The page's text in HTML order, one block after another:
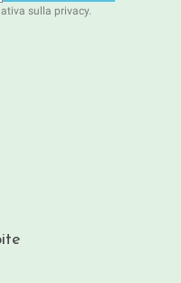
sulla privacy.